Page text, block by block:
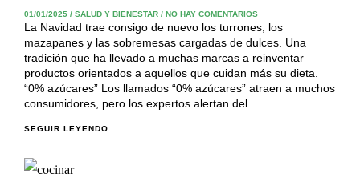
01/01/2025 / SALUD Y BIENESTAR / NO HAY COMENTARIOS
La Navidad trae consigo de nuevo los turrones, los
mazapanes y las sobremesas cargadas de dulces. Una
tradición que ha llevado a muchas marcas a reinventar
productos orientados a aquellos que cuidan más su dieta.
“0% azúcares” Los llamados “0% azúcares” atraen a muchos
consumidores, pero los expertos alertan del
SEGUIR LEYENDO